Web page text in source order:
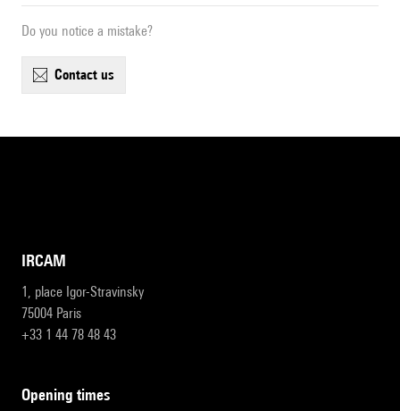
Do you notice a mistake?
contact us
IRCAM
1, place Igor-Stravinsky
75004 Paris
+33 1 44 78 48 43
opening times